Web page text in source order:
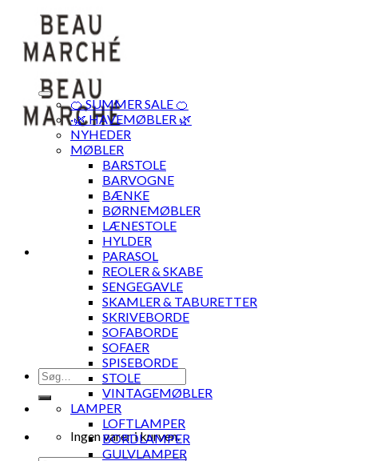
content
Søg
efter:
Ingen varer i kurven.
🍊 SUMMER SALE 🍊
·🌿 HAVEMØBLER 🌿
NYHEDER
MØBLER
BARSTOLE
BARVOGNE
BÆNKE
BØRNEMØBLER
LÆNESTOLE
HYLDER
PARASOL
REOLER & SKABE
SENGEGAVLE
SKAMLER & TABURETTER
SKRIVEBORDE
SOFABORDE
SOFAER
SPISEBORDE
STOLE
VINTAGEMØBLER
LAMPER
LOFTLAMPER
BORDLAMPER
GULVLAMPER